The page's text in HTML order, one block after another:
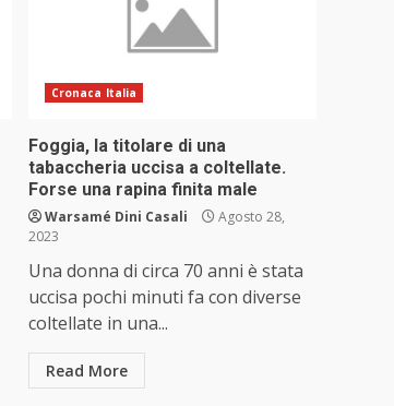
Cronaca Italia
Foggia, la titolare di una
tabaccheria uccisa a coltellate.
Forse una rapina finita male
Warsamé Dini Casali
Agosto 28,
2023
Una donna di circa 70 anni è stata
uccisa pochi minuti fa con diverse
coltellate in una...
Read More